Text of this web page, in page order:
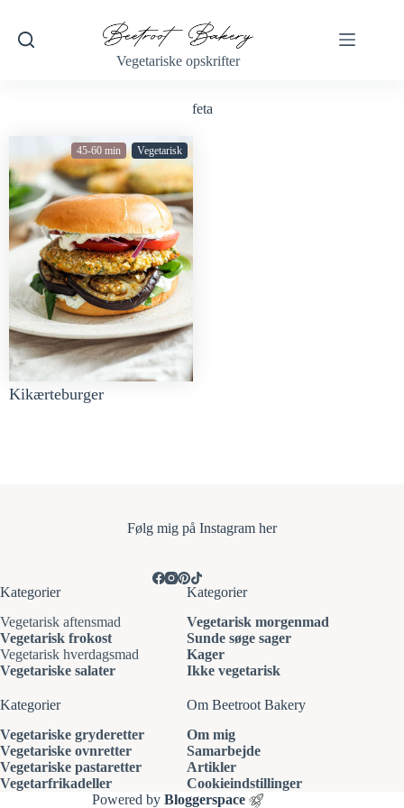
Vegetariske opskrifter
feta
45-60 min Vegetarisk
Kikærteburger
Følg mig på Instagram her
Kategorier
Vegetarisk aftensmad
Vegetarisk frokost
Vegetarisk hverdagsmad
Vegetariske salater
Kategorier
Vegetarisk morgenmad
Sunde søge sager
Kager
Ikke vegetarisk
Kategorier
Vegetariske gryderetter
Vegetariske ovnretter
Vegetariske pastaretter
Vegetarfrikadeller
Om Beetroot Bakery
Om mig
Samarbejde
Artikler
Cookieindstillinger
Powered byBloggerspace